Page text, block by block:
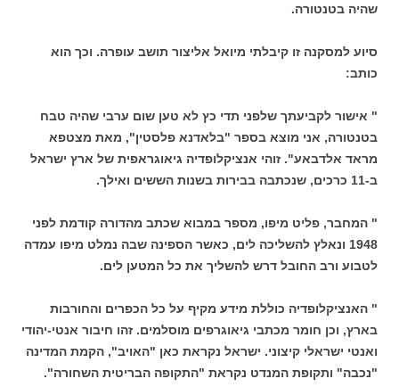
שהיה בטנטורה.
סיוע למסקנה זו קיבלתי מיואל אליצור תושב עופרה. וכך הוא
כותב:
" אישור לקביעתך שלפני תדי כץ לא טען שום ערבי שהיה טבח
בטנטורה, אני מוצא בספר "בלאדנא פלסטין", מאת מצטפא
מראד אלדבאע". זוהי אנציקלופדיה גיאוגראפית של ארץ ישראל
ב-11 כרכים, שנכתבה בבירות בשנות הששים ואילך.
" המחבר, פליט מיפו, מספר במבוא שכתב מהדורה קודמת לפני
1948 ונאלץ להשליכה לים, כאשר הספינה שבה נמלט מיפו עמדה
לטבוע ורב החובל דרש להשליך את כל המטען לים.
" האנציקלופדיה כוללת מידע מקיף על כל הכפרים והחורבות
בארץ, וכן חומר מכתבי גיאוגרפים מוסלמים. זהו חיבור אנטי-יהודי
ואנטי ישראלי קיצוני. ישראל נקראת כאן "האויב", הקמת המדינה
"נכבה" ותקופת המנדט נקראת "התקופה הבריטית השחורה".